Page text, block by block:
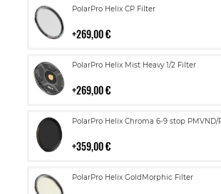
PolarPro Helix CP Filter
269,00 €
Lisää
PolarPro Helix Mist Heavy 1/2 Filter
269,00 €
Lisää
PolarPro Helix Chroma 6-9 stop
359,00 €
Lisää
PolarPro Helix GoldMorphic Filter
Lisää